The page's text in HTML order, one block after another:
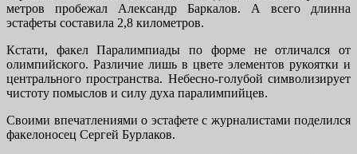
метров пробежал Александр Баркалов. А всего длинна
эстафеты составила 2,8 километров.
Кстати, факел Паралимпиады по форме не отличался от
олимпийского. Различие лишь в цвете элементов рукоятки и
центрального пространства. Небесно-голубой символизирует
чистоту помыслов и силу духа паралимпийцев.
Своими впечатлениями о эстафете с журналистами поделился
факелоносец Сергей Бурлаков.